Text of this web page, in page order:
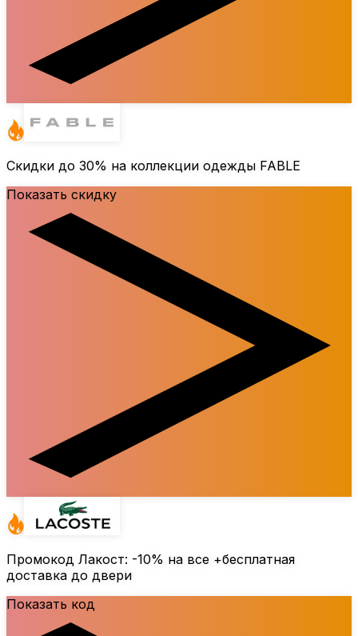
Скидки до 30% на коллекции одежды FABLE
Показать скидку
Промокод Лакост: -10% на все +бесплатная
доставка до двери
Показать код